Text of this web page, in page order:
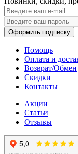
Оформить подписку
Помощь
Оплата и
Возврат/Обмен
Скидки
Контакты
Акции
Статьи
Отзывы